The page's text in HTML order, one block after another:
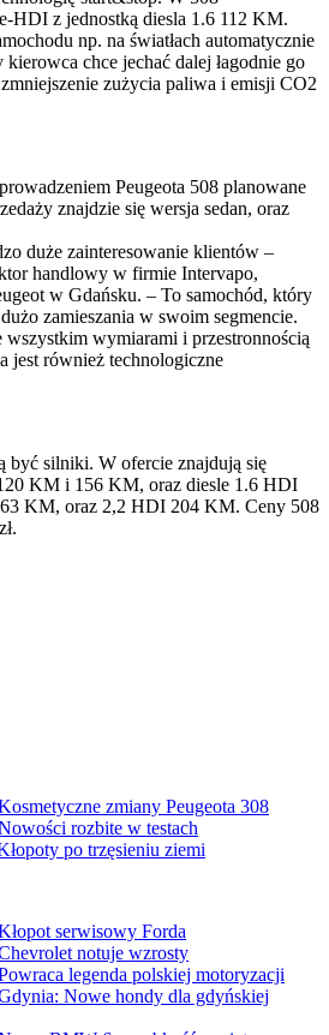
HDI z jednostką diesla 1.6 112 KM.
np. na światłach automatycznie
chce jechać dalej łagodnie go
zużycia paliwa i emisji CO2
Peugeota 508 planowane
znajdzie się wersja sedan, oraz
duże zainteresowanie klientów –
handlowy w firmie Intervapo,
w Gdańsku. – To samochód, który
zamieszania w swoim segmencie.
wszystkim wymiarami i przestronnością
jest również technologiczne
być silniki. W ofercie znajdują się
KM i 156 KM, oraz diesle 1.6 HDI
KM, oraz 2,2 HDI 204 KM. Ceny 508
zmiany Peugeota 308
rozbite w testach
po trzęsieniu ziemi
serwisowy Forda
notuje wzrosty
legenda polskiej motoryzacji
Nowe hondy dla gdyńskiej